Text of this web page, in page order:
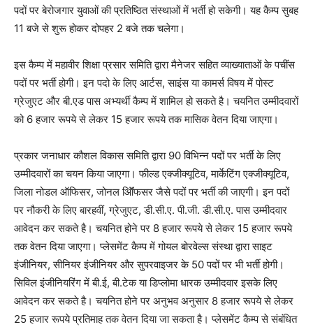
पदों पर बेरोजगार युवाओं की प्रतिष्ठित संस्थाओं में भर्ती हो सकेगी। यह कैम्प सुबह
11 बजे से शुरू होकर दोपहर 2 बजे तक चलेगा।
इस कैम्प में महावीर शिक्षा प्रसार समिति द्वारा मैनेजर सहित व्याख्याताओं के पचींस
पदों पर भर्ती होगी। इन पदो के लिए आर्टस, साइंस या कामर्स विषय में पोस्ट
ग्रेजुएट और बी.एड पास अभ्यर्थी कैम्प में शामिल हो सकते है। चयनित उम्मीदवारों
को 6 हजार रूपये से लेकर 15 हजार रूपये तक मासिक वेतन दिया जाएगा।
प्रकार जनाधार कौशल विकास समिति द्वारा 90 विभिन्न पदों पर भर्ती के लिए
उम्मीदवारों का चयन किया जाएगा। फील्ड एक्जीक्यूटिव, मार्केटिंग एक्जीक्यूटिव,
जिला नोडल ऑफिसर, जोनल ऑॅिफसर जैसे पदों पर भर्ती की जाएगी। इन पदों
पर नौकरी के लिए बारहवीं, ग्रेजुएट, डी.सी.ए. पी.जी. डी.सी.ए. पास उम्मीदवार
आवेदन कर सकते है। चयनित होने पर 8 हजार रूपये से लेकर 15 हजार रूपये
तक वेतन दिया जाएगा। प्लेसमेंट कैम्प में गोयल बोरवेल्स संस्था द्वारा साइट
इंजीनियर, सीनियर इंजीनियर और सुपरवाइजर के 50 पदों पर भी भर्ती होगी।
सिविल इंजीनियरिंग में बी.ई, बी.टेक या डिप्लोमा धारक उम्मीदवार इसके लिए
आवेदन कर सकते है। चयनित होने पर अनुभव अनुसार 8 हजार रूपये से लेकर
25 हजार रूपये प्रतिमाह तक वेतन दिया जा सकता है। प्लेसमेंट कैम्प से संबंधित